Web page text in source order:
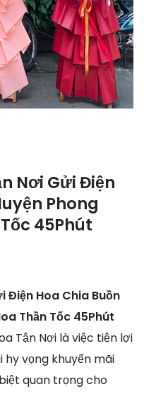
Nơi Gửi Điện
Phong
45Phút
Điện Hoa Chia Buồn
Thần Tốc 45Phút
Tận Nơi là việc tiện lợi
vọng khuyến mãi
quan trọng cho